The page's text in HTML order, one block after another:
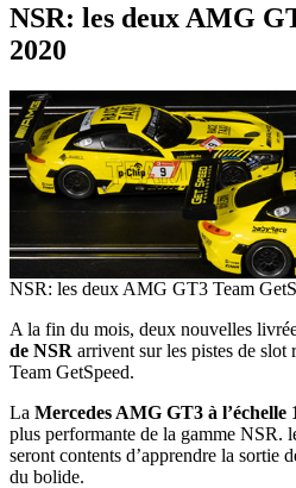
NSR: les deux AMG
2020
NSR: les deux AMG GT3 Team
A la fin du mois, deux nouvelles
de NSR arrivent sur les pistes de
Team GetSpeed.
La Mercedes AMG GT3 à l’échelle
plus performante de la gamme NSR.
seront contents d’apprendre la sortie
du bolide.